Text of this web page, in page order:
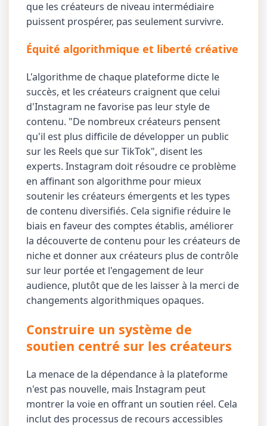
que les créateurs de niveau intermédiaire
puissent prospérer, pas seulement survivre.
Équité algorithmique et liberté créative
L'algorithme de chaque plateforme dicte le
succès, et les créateurs craignent que celui
d'Instagram ne favorise pas leur style de
contenu. "De nombreux créateurs pensent
qu'il est plus difficile de développer un public
sur les Reels que sur TikTok", disent les
experts. Instagram doit résoudre ce problème
en affinant son algorithme pour mieux
soutenir les créateurs émergents et les types
de contenu diversifiés. Cela signifie réduire le
biais en faveur des comptes établis, améliorer
la découverte de contenu pour les créateurs de
niche et donner aux créateurs plus de contrôle
sur leur portée et l'engagement de leur
audience, plutôt que de les laisser à la merci de
changements algorithmiques opaques.
Construire un système de
soutien centré sur les créateurs
La menace de la dépendance à la plateforme
n'est pas nouvelle, mais Instagram peut
montrer la voie en offrant un soutien réel. Cela
inclut des processus de recours accessibles